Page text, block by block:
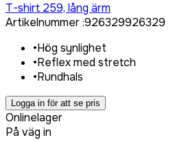
T-shirt 259, lång ärm
Artikelnummer:926329926329
•Hög synlighet
•Reflex med stretch
•Rundhals
Logga in för att se pris
Onlinelager
På väg in